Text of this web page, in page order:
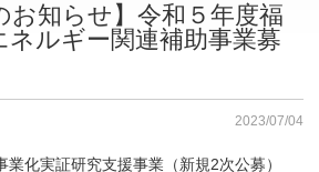
お知らせ】令和５年度福
ネルギー関連補助事業募
2023/07/04
化実証研究支援事業（新規2次公募）